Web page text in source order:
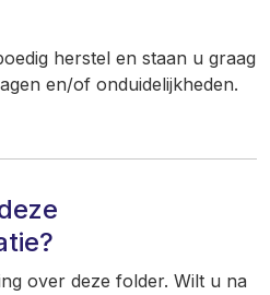
herstel en staan u graag
en/of onduidelijkheden.
over deze folder. Wilt u na